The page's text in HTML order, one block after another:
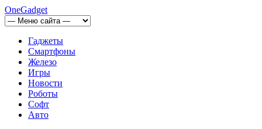
OneGadget
Гаджеты
Смартфоны
Железо
Игры
Новости
Роботы
Софт
Авто